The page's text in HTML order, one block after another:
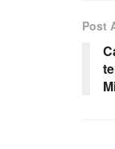
Post